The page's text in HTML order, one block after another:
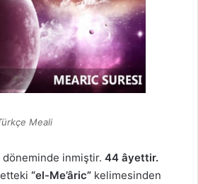
Meali
döneminde inmiştir. 44 âyettir.
“el-Me’âric” kelimesinden